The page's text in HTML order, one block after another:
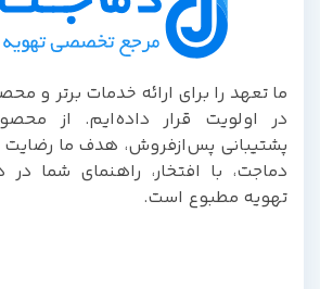
ما تعهد را برای ارائه خدمات برتر و
در اولویت قرار داده‌ایم. از
پشتیبانی پس‌از‌فروش، هدف ما
دماجت، با افتخار، راهنمای شما در
تهویه مطبوع است.